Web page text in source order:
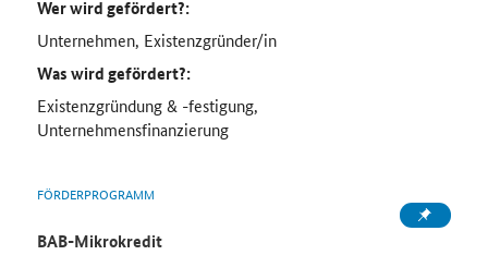
Wer wird gefördert?:
Unternehmen, Existenzgründer/in
Was wird gefördert?:
Existenzgründung & -festigung,
Unternehmensfinanzierung
FÖRDERPROGRAMM
BAB-Mikrokredit